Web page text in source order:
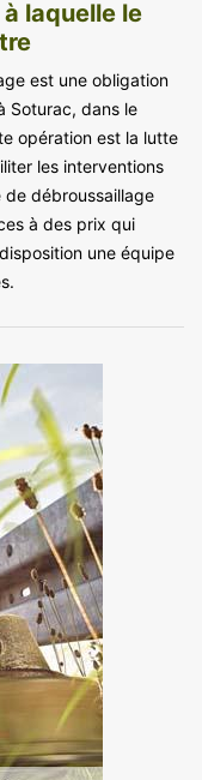
laquelle le
est une obligation
Soturac, dans le
opération est la lutte
les interventions
de débroussaillage
à des prix qui
une équipe